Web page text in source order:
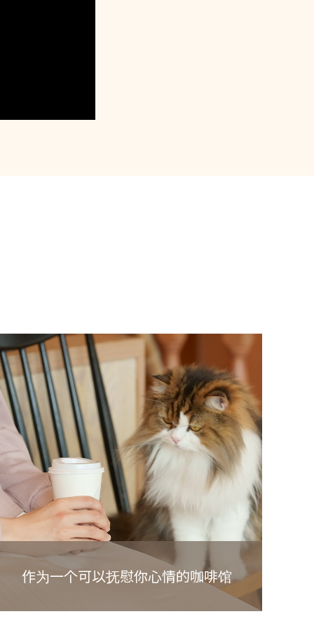
作为一个可以抚慰你心情的咖啡馆